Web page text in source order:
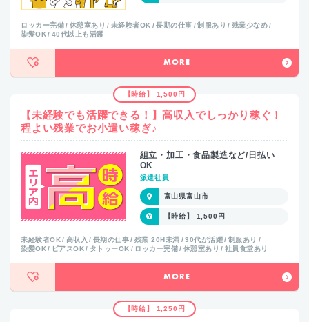
ロッカー完備 休憩室あり 未経験者OK 長期の仕事 制服あり
残業少なめ
染髪OK
40代以上も活躍
MORE
【時給】 1,500円
【未経験でも活躍できる！】高収入でしっかり稼ぐ！
程よい残業でお小遣い稼ぎ♪
組立・加工・食品製造など/日払い
OK
派遣社員
富山県富山市
【時給】 1,500円
未経験者OK 高収入 長期の仕事 残業 20H未満 30代が活躍
制服あり
染髪OK
ピアスOK タトゥーOK ロッカー完備 休憩室あり 社員食堂あり
MORE
【時給】 1,250円